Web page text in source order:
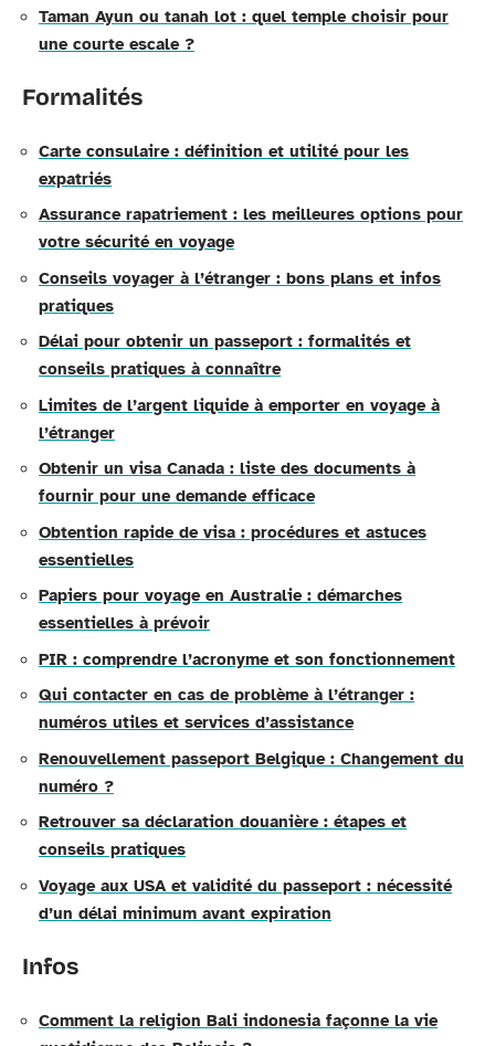
Taman Ayun ou tanah lot : quel temple choisir pour
une courte escale ?
Formalités
Carte consulaire : définition et utilité pour les
expatriés
Assurance rapatriement : les meilleures options pour
votre sécurité en voyage
Conseils voyager à l’étranger : bons plans et infos
pratiques
Délai pour obtenir un passeport : formalités et
conseils pratiques à connaître
Limites de l’argent liquide à emporter en voyage à
l’étranger
Obtenir un visa Canada : liste des documents à
fournir pour une demande efficace
Obtention rapide de visa : procédures et astuces
essentielles
Papiers pour voyage en Australie : démarches
essentielles à prévoir
PIR : comprendre l’acronyme et son fonctionnement
Qui contacter en cas de problème à l’étranger :
numéros utiles et services d’assistance
Renouvellement passeport Belgique : Changement du
numéro ?
Retrouver sa déclaration douanière : étapes et
conseils pratiques
Voyage aux USA et validité du passeport : nécessité
d’un délai minimum avant expiration
Infos
Comment la religion Bali indonesia façonne la vie